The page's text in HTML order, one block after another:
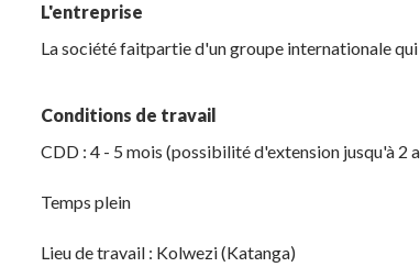
L'entreprise
La société faitpartie d'un groupe internationale
Conditions de travail
CDD : 4 - 5 mois (possibilité d'extension jusqu'à 2
Temps plein
Lieu de travail : Kolwezi (Katanga)